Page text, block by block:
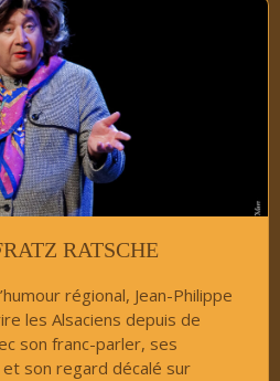
RATSCHE
régional, Jean-Philippe
les Alsaciens depuis de
son franc-parler, ses
son regard décalé sur